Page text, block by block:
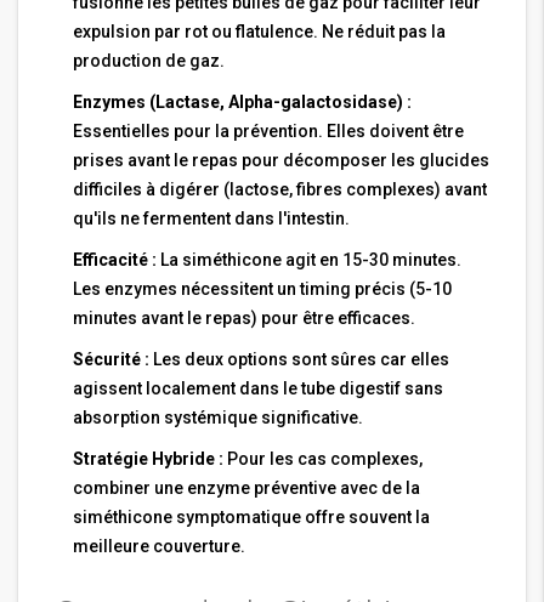
expulsion par rot ou flatulence. Ne réduit pas la
production de gaz.
Enzymes (Lactase, Alpha-galactosidase) :
Essentielles pour la prévention. Elles doivent être
prises avant le repas pour décomposer les glucides
difficiles à digérer (lactose, fibres complexes) avant
qu'ils ne fermentent dans l'intestin.
Efficacité : La siméthicone agit en 15-30 minutes.
Les enzymes nécessitent un timing précis (5-10
minutes avant le repas) pour être efficaces.
Sécurité : Les deux options sont sûres car elles
agissent localement dans le tube digestif sans
absorption systémique significative.
Stratégie Hybride : Pour les cas complexes,
combiner une enzyme préventive avec de la
siméthicone symptomatique offre souvent la
meilleure couverture.